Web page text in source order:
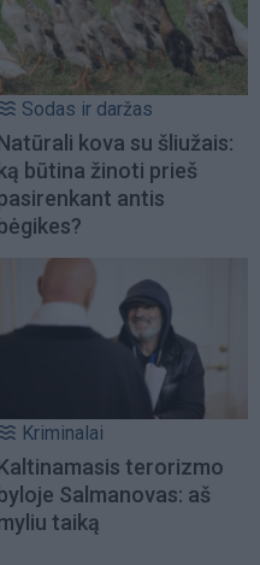
Sodas ir daržas
kova su šliužais:
ką būtina žinoti prieš
antis
bėgikes?
Kriminalai
terorizmo
byloje Salmanovas: aš
taiką